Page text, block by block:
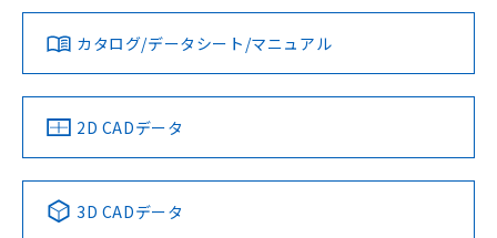
L: 12mm以上、φd: 80mm以上、D: 12mm以上、m: 36mm
以上、n: 80mm以上
金属埋め込み
検出領域
ダウンロードデータをご利用いただく前に、以下を必ずお読
みください。
ソフトウェアの使用条件
対応済み
中国 RoHS 注意事項・凡例
LR型式承認
（イギリス
船舶規格）
DNV型式承認
（ノルウェー
BV型式承認
（フランス
KR型式
（韓国
No No No No
カタログ/データシート/マニュアル
2D CADデータ
3D CADデータ